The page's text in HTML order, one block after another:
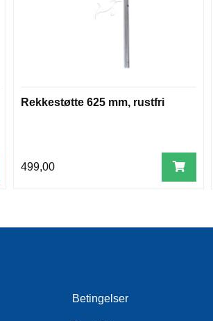
Rekkestøtte 625 mm, rustfri
499,00
Betingelser